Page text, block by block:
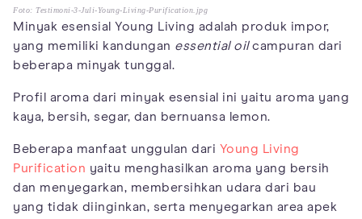
Foto: Testimoni-3-Juli-Young-Living-Purification.jpg
Minyak esensial Young Living adalah produk impor,
yang memiliki kandungan essential oilcampuran dari
beberapa minyak tunggal.
Profil aroma dari minyak esensial ini yaitu aroma yang
kaya, bersih, segar, dan bernuansa lemon.
Beberapa manfaat unggulan dari Young Living
Purification yaitu menghasilkan aroma yang bersih
dan menyegarkan, membersihkan udara dari bau
yang tidak diinginkan, serta menyegarkan area apek